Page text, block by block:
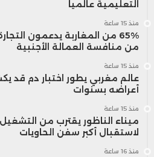
التعليمية عالمياً
منذ 15 ساعة
65% من المغاربة يدعمون
من منافسة العمالة الأجنبية
منذ 15 ساعة
عالم مغربي يطور اختبار دم قد
أعراضه بسنوات
منذ 15 ساعة
ميناء الناظور يقترب من
لاستقبال أكبر سفن الحاويات
منذ 16 ساعة